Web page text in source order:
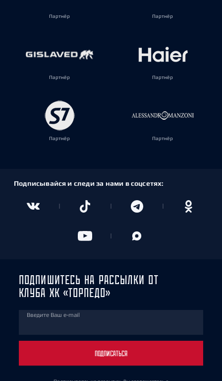
Партнёр Партнёр
Партнёр Партнёр
Партнёр Партнёр
Подписывайся и следи за нами в соцсетях:
ПОДПИШИТЕСЬ НА РАССЫЛКИ ОТ
КЛУБА ХК «ТОРПЕДО»
Введите Ваш e-mail
ПОДПИСАТЬСЯ